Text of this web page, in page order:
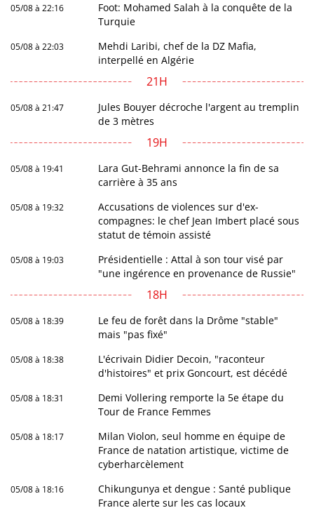
05/08 à 22:16
Foot: Mohamed Salah à la conquête de la
Turquie
05/08 à 22:03
Mehdi Laribi, chef de la DZ Mafia,
interpellé en Algérie
21H
05/08 à 21:47
Jules Bouyer décroche l'argent au tremplin
de 3 mètres
19H
05/08 à 19:41
Lara Gut-Behrami annonce la fin de sa
carrière à 35 ans
05/08 à 19:32
Accusations de violences sur d'ex-
compagnes: le chef Jean Imbert placé sous
statut de témoin assisté
05/08 à 19:03
Présidentielle : Attal à son tour visé par
"une ingérence en provenance de Russie"
18H
05/08 à 18:39
Le feu de forêt dans la Drôme "stable"
mais "pas fixé"
05/08 à 18:38
L'écrivain Didier Decoin, "raconteur
d'histoires" et prix Goncourt, est décédé
05/08 à 18:31
Demi Vollering remporte la 5e étape du
Tour de France Femmes
05/08 à 18:17
Milan Violon, seul homme en équipe de
France de natation artistique, victime de
cyberharcèlement
05/08 à 18:16
Chikungunya et dengue : Santé publique
France alerte sur les cas locaux